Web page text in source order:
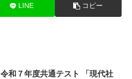
LINE コピー
令和７年度共通テスト 「現代社